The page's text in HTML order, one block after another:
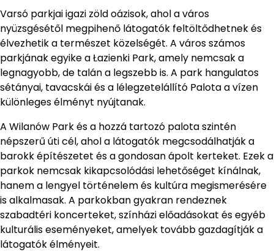
Varsó parkjai igazi zöld oázisok, ahol a város
nyüzsgésétől megpihenő látogatók feltöltődhetnek és
élvezhetik a természet közelségét. A város számos
parkjának egyike a Łazienki Park, amely nemcsak a
legnagyobb, de talán a legszebb is. A park hangulatos
sétányai, tavacskái és a lélegzetelállító Palota a vízen
különleges élményt nyújtanak.
A Wilanów Park és a hozzá tartozó palota szintén
népszerű úti cél, ahol a látogatók megcsodálhatják a
barokk építészetet és a gondosan ápolt kerteket. Ezek a
parkok nemcsak kikapcsolódási lehetőséget kínálnak,
hanem a lengyel történelem és kultúra megismerésére
is alkalmasak. A parkokban gyakran rendeznek
szabadtéri koncerteket, színházi előadásokat és egyéb
kulturális eseményeket, amelyek tovább gazdagítják a
látogatók élményeit.